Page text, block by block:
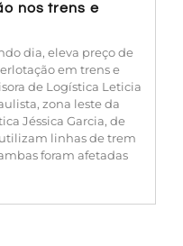
nos trens e
dia, eleva preço de
em trens e
de Logística Leticia
zona leste da
Jéssica Garcia, de
linhas de trem
foram afetadas